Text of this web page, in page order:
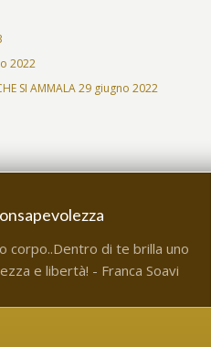
2022
SI AMMALA29 giugno 2022
corpo..Dentro di te brilla uno
e libertà! - Franca Soavi